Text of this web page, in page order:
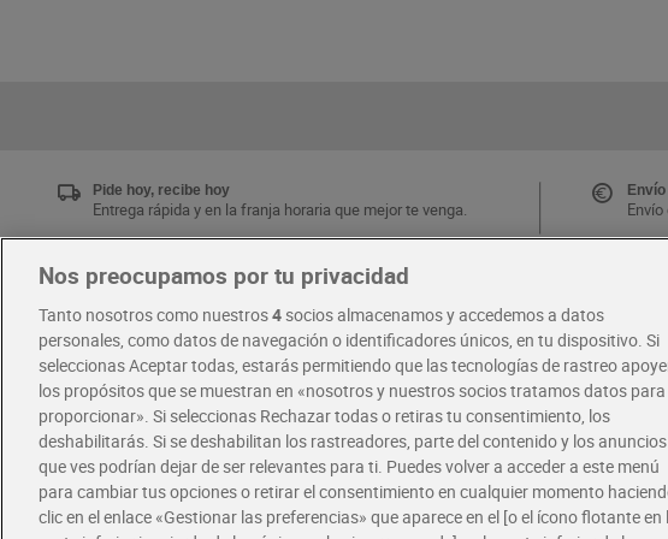
Pide hoy, recibe hoy
Entrega rápida y en la franja horaria que mejor te venga.
Disfruta las ventajas y ofertas exclusivas.
Descárgate la APP Dia
RECETAS · COMER MEJOR CADA DIA · EMPLEO
Nos preocupamos por tu privacidad
Tanto nosotros como nuestros4socios almacenamos y accedemos a datos
personales, como datos de navegación o identificadores únicos, en tu dispositivo. Si
seleccionas Aceptar todas, estarás permitiendo que las tecnologías de rastreo
los propósitos que se muestran en «nosotros y nuestros socios tratamos datos para
proporcionar». Si seleccionas Rechazar todas o retiras tu consentimiento, los
deshabilitarás. Si se deshabilitan los rastreadores, parte del contenido y los anuncios
que ves podrían dejar de ser relevantes para ti. Puedes volver a acceder a este menú
para cambiar tus opciones o retirar el consentimiento en cualquier momento
clic en el enlace «Gestionar las preferencias» que aparece en el [o el ícono flotante en